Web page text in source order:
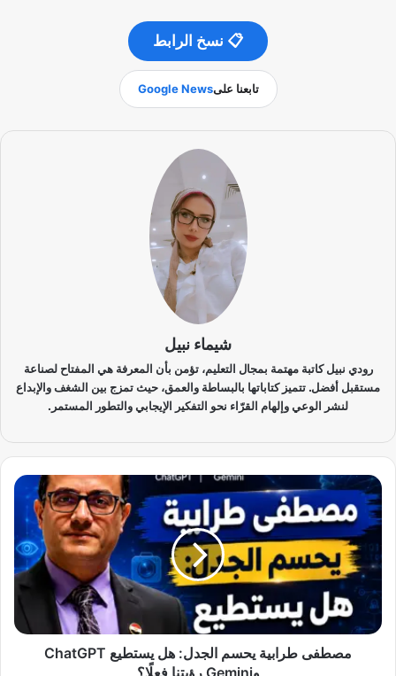
📋 نسخ الرابط
تابعنا علىGoogle News
شيماء نبيل
رودي نبيل كاتبة مهتمة بمجال التعليم، تؤمن بأن المعرفة هي المفتاح لصناعة
مستقبل أفضل. تتميز كتاباتها بالبساطة والعمق، حيث تمزج بين الشغف والإبداع
لنشر الوعي وإلهام القرّاء نحو التفكير الإيجابي والتطور المستمر.
م
ص
ط
ى
ر
ا
ب
مصطفى طرابية يحسم الجدل: هل يستطيع ChatGPT
وGemini رؤيتنا فعلًا؟